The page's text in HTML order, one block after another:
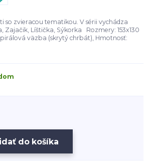
so zvieracou tematikou. V sérii vychádza
Zajačik, Líštička, Sýkorka Rozmery: 153x130
väzba (skrytý chrbát), Hmotnosť:
do košíka